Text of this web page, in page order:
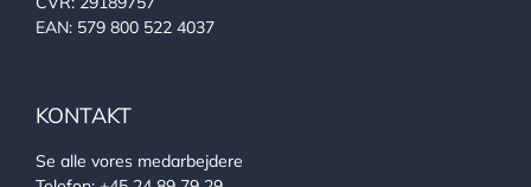
EAN: 579 800 522 4037
KONTAKT
Se alle vores medarbejdere